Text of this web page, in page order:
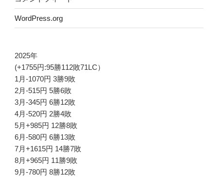
WordPress.org
2025年
(+1755円:95勝112敗71LC）
1月-1070円 3勝9敗
2月-515円 5勝6敗
3月-345円 6勝12敗
4月-520円 2勝4敗
5月+985円 12勝8敗
6月-580円 6勝13敗
7月+1615円 14勝7敗
8月+965円 11勝9敗
9月-780円 8勝12敗